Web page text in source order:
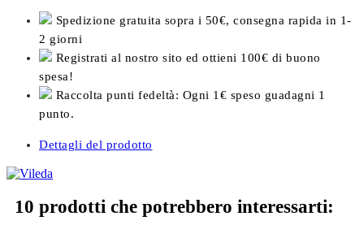
Spedizione gratuita sopra i 50€, consegna rapida in 1-
2 giorni
Registrati al nostro sito ed ottieni 100€ di buono
spesa!
Raccolta punti fedeltà: Ogni 1€ speso guadagni 1
punto.
Dettagli del prodotto
10 prodotti che potrebbero interessarti: